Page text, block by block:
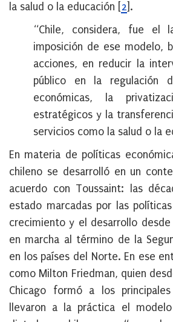
la salud o la educación
2 .
“Chile, considera, fue el
imposición de ese modelo,
acciones, en reducir la
público en la regulación
económicas, la
estratégicos y la
servicios como la salud o la
En materia de políticas
chileno se desarrolló en un
acuerdo con Toussaint: las
estado marcadas por las
crecimiento y el desarrollo
en marcha al término de la
en los países del Norte. En ese
como Milton Friedman, quien
Chicago formó a los
llevaron a la práctica el